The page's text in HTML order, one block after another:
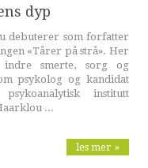
dyp
debuterer som forfatter
«Tårer på strå». Her
indre smerte, sorg og
psykolog og kandidat
institutt
...
les mer »